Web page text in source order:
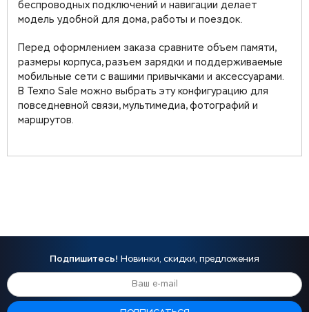
беспроводных подключений и навигации делает
модель удобной для дома, работы и поездок.
Перед оформлением заказа сравните объем памяти,
размеры корпуса, разъем зарядки и поддерживаемые
мобильные сети с вашими привычками и аксессуарами.
В Texno Sale можно выбрать эту конфигурацию для
повседневной связи, мультимедиа, фотографий и
маршрутов.
Подпишитесь! Новинки, скидки, предложения